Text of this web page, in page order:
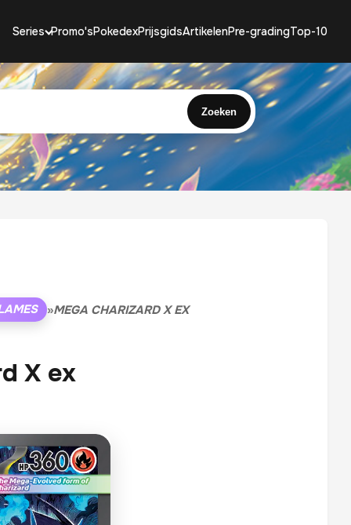
Series Promo'sPokedexPrijsgidsArtikelenPre-gradingTop-10
Zoeken
»MEGA CHARIZARD X EX
X ex